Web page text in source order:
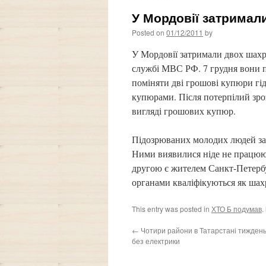
У Мордовії
Posted on 01/12/2011 by
У Мордовії затримали двох
службі МВС РФ. 7 грудня вони
поміняти дві грошові купюри
купюрами. Після потерпілий
вигляді грошових купюр.
Підозрюваних молодих людей
Ними виявилися ніде не
другою є жителем Санкт-
органами кваліфікуються як
This entry was posted in ХТО Б подумав.
← Чотири райони в Татарстані
без електрики